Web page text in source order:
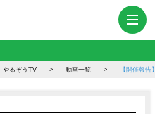
やるぞうTV 動画一覧 【開催報